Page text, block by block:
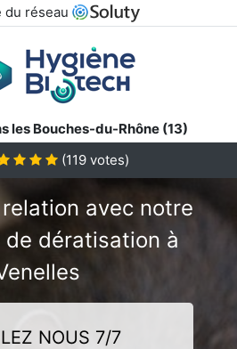
du réseau
les Bouches-du-Rhône (13)
(119 votes)
avec notre
dératisation à
NOUS 7/7